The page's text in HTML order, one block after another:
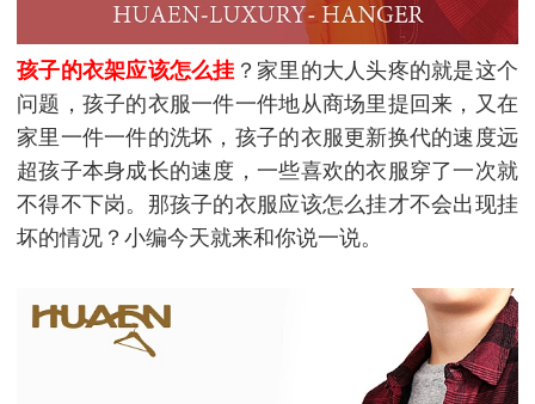
孩子的衣架应该怎么挂 ？家里的大人头疼的就是这个
问题，孩子的衣服一件一件地从商场里提回来，又在
家里一件一件的洗坏，孩子的衣服更新换代的速度远
超孩子本身成长的速度，一些喜欢的衣服穿了一次就
不得不下岗。那孩子的衣服应该怎么挂才不会出现挂
坏的情况？小编今天就来和你说一说。